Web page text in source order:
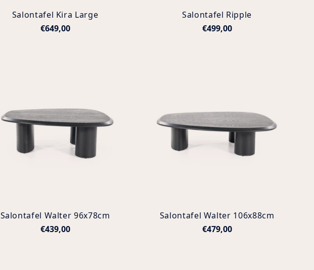
Salontafel Kira Large
€649,00
Salontafel Ripple
€499,00
Salontafel Walter 96x78cm
€439,00
Salontafel Walter 106x88cm
€479,00